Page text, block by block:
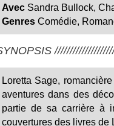
AvecSandra Bullock,
Genres Comédie,
Loretta Sage,
aventures dans des
partie de sa carrière à
couvertures des livres de